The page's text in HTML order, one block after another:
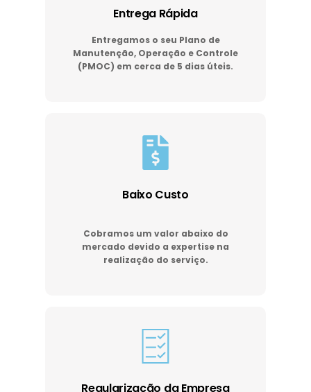
Entrega Rápida
Entregamos o seu Plano de
Manutenção, Operação e Controle
(PMOC) em cerca de 5 dias úteis.
Baixo Custo
Cobramos um valor abaixo do
mercado devido a expertise na
realização do serviço.
Regularização da Empresa